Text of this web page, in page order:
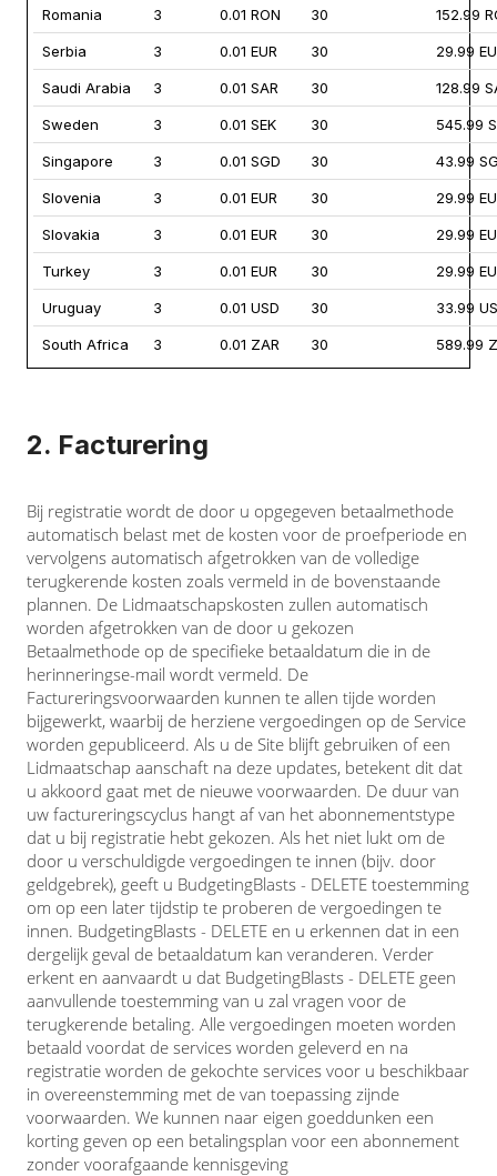
Romania 3 0.01 RON 30 152.99
Serbia 3 0.01 EUR 30 29.99
Saudi Arabia 3 0.01 SAR 30 128.99
Sweden 3 0.01 SEK 30 545.99
Singapore 3 0.01 SGD 30 43.99
Slovenia 3 0.01 EUR 30 29.99
Slovakia 3 0.01 EUR 30 29.99
Turkey 3 0.01 EUR 30 29.99
Uruguay 3 0.01 USD 30 33.99
South Africa 3 0.01 ZAR 30 589.99
2. Facturering
Bij registratie wordt de door u opgegeven betaalmethode
automatisch belast met de kosten voor de proefperiode en
vervolgens automatisch afgetrokken van de volledige
terugkerende kosten zoals vermeld in de bovenstaande
plannen. De Lidmaatschapskosten zullen automatisch
worden afgetrokken van de door u gekozen
Betaalmethode op de specifieke betaaldatum die in de
herinneringse-mail wordt vermeld. De
Factureringsvoorwaarden kunnen te allen tijde worden
bijgewerkt, waarbij de herziene vergoedingen op de Service
worden gepubliceerd. Als u de Site blijft gebruiken of een
Lidmaatschap aanschaft na deze updates, betekent dit dat
u akkoord gaat met de nieuwe voorwaarden. De duur van
uw factureringscyclus hangt af van het abonnementstype
dat u bij registratie hebt gekozen. Als het niet lukt om de
door u verschuldigde vergoedingen te innen (bijv. door
geldgebrek), geeft u BudgetingBlasts - DELETE toestemming
om op een later tijdstip te proberen de vergoedingen te
innen. BudgetingBlasts - DELETE en u erkennen dat in een
dergelijk geval de betaaldatum kan veranderen. Verder
erkent en aanvaardt u dat BudgetingBlasts - DELETE geen
aanvullende toestemming van u zal vragen voor de
terugkerende betaling. Alle vergoedingen moeten worden
betaald voordat de services worden geleverd en na
registratie worden de gekochte services voor u beschikbaar
in overeenstemming met de van toepassing zijnde
voorwaarden. We kunnen naar eigen goeddunken een
korting geven op een betalingsplan voor een abonnement
zonder voorafgaande kennisgeving